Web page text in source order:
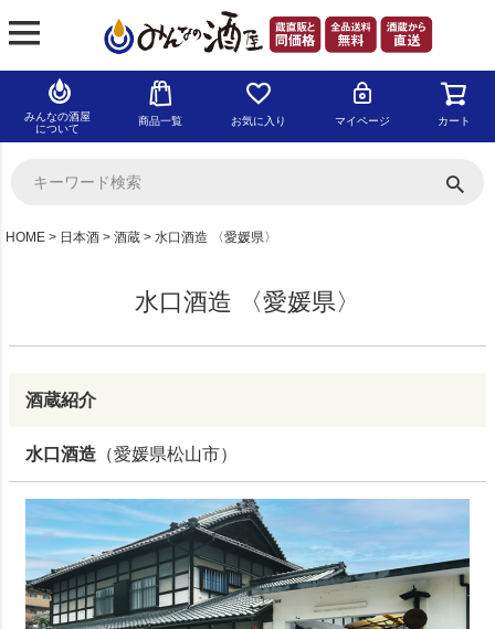
みんなの酒屋
について
商品一覧 お気に入り マイページ カート
HOME 日本酒 酒蔵 水口酒造 〈愛媛県〉
水口酒造 〈愛媛県〉
酒蔵紹介
水口酒造 （愛媛県松山市）